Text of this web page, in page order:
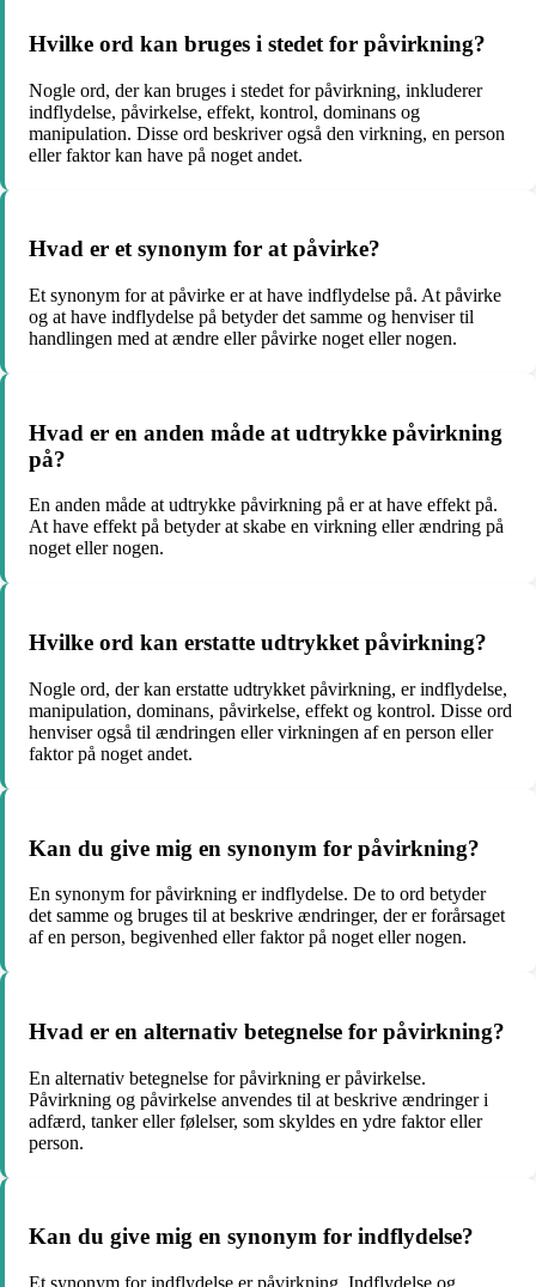
Hvilke ord kan bruges i stedet for påvirkning?
Nogle ord, der kan bruges i stedet for påvirkning, inkluderer
indflydelse, påvirkelse, effekt, kontrol, dominans og
manipulation. Disse ord beskriver også den virkning, en person
eller faktor kan have på noget andet.
Hvad er et synonym for at påvirke?
Et synonym for at påvirke er at have indflydelse på. At påvirke
og at have indflydelse på betyder det samme og henviser til
handlingen med at ændre eller påvirke noget eller nogen.
Hvad er en anden måde at udtrykke påvirkning
på?
En anden måde at udtrykke påvirkning på er at have effekt på.
At have effekt på betyder at skabe en virkning eller ændring på
noget eller nogen.
Hvilke ord kan erstatte udtrykket påvirkning?
Nogle ord, der kan erstatte udtrykket påvirkning, er indflydelse,
manipulation, dominans, påvirkelse, effekt og kontrol. Disse ord
henviser også til ændringen eller virkningen af en person eller
faktor på noget andet.
Kan du give mig en synonym for påvirkning?
En synonym for påvirkning er indflydelse. De to ord betyder
det samme og bruges til at beskrive ændringer, der er forårsaget
af en person, begivenhed eller faktor på noget eller nogen.
Hvad er en alternativ betegnelse for påvirkning?
En alternativ betegnelse for påvirkning er påvirkelse.
Påvirkning og påvirkelse anvendes til at beskrive ændringer i
adfærd, tanker eller følelser, som skyldes en ydre faktor eller
person.
Kan du give mig en synonym for indflydelse?